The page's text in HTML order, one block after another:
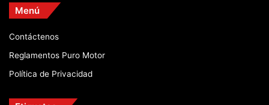
Menú
Contáctenos
Reglamentos Puro Motor
Política de Privacidad